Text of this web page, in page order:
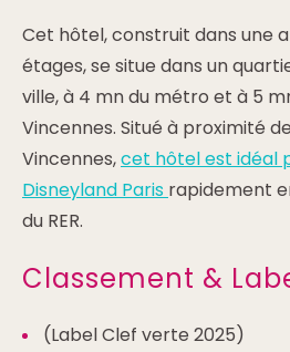
Cet hôtel, construit dans une
étages, se situe dans un
ville, à 4 mn du métro et à 5
Vincennes. Situé à proximité
Vincennes,cet hôtel est idéal
Disneyland Paris rapidement
du RER.
Classement &
(Label Clef verte 2025)